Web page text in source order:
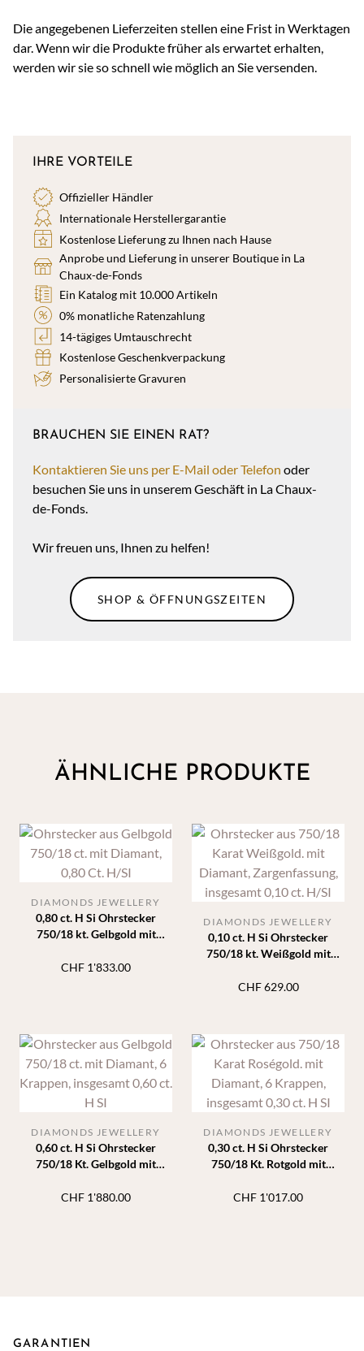
Die angegebenen Lieferzeiten stellen eine Frist in Werktagen
dar. Wenn wir die Produkte früher als erwartet erhalten,
werden wir sie so schnell wie möglich an Sie versenden.
IHRE VORTEILE
Offizieller Händler
Internationale Herstellergarantie
Kostenlose Lieferung zu Ihnen nach Hause
Anprobe und Lieferung in unserer Boutique in La
Chaux-de-Fonds
Ein Katalog mit 10.000 Artikeln
0% monatliche Ratenzahlung
14-tägiges Umtauschrecht
Kostenlose Geschenkverpackung
Personalisierte Gravuren
BRAUCHEN SIE EINEN RAT?
Kontaktieren Sie uns per E-Mail oder Telefon oder
besuchen Sie uns in unserem Geschäft in La Chaux-
de-Fonds.
Wir freuen uns, Ihnen zu helfen!
SHOP & ÖFFNUNGSZEITEN
ÄHNLICHE PRODUKTE
0,80 ct. H Si Ohrstecker
750/18 kt. Gelbgold mit
DIAMONDS JEWELLERY
CHF 1'833.00
0,10 ct. H Si Ohrstecker
750/18 kt. Weißgold mit
DIAMONDS JEWELLERY
CHF629.00
0,60 ct. H Si Ohrstecker
750/18 Kt. Gelbgold mit
DIAMONDS JEWELLERY
CHF 1'880.00
0,30 ct. H Si Ohrstecker
750/18 Kt. Rotgold mit
DIAMONDS JEWELLERY
CHF 1'017.00
GARANTIEN